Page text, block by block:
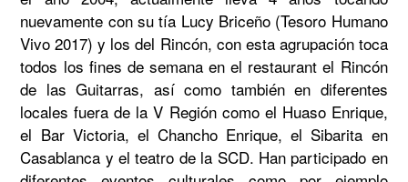
nuevamente con su tía Lucy Briceño (Tesoro Humano
Vivo 2017) y los del Rincón, con esta agrupación toca
todos los fines de semana en el restaurant el Rincón
de las Guitarras, así como también en diferentes
locales fuera de la V Región como el Huaso Enrique,
el Bar Victoria, el Chancho Enrique, el Sibarita en
Casablanca y el teatro de la SCD. Han participado en